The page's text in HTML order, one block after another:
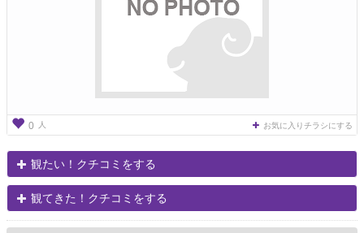
0 人 お気に入りチラシにする
観たい！クチコミをする
観てきた！クチコミをする